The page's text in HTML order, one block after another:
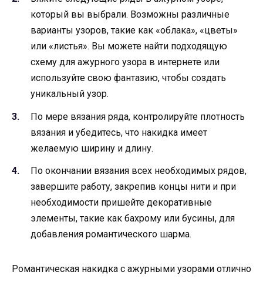
который вы выбрали. Возможны различные
варианты узоров, такие как «облака», «цветы»
или «листья». Вы можете найти подходящую
схему для ажурного узора в интернете или
используйте свою фантазию, чтобы создать
уникальный узор.
По мере вязания ряда, контролируйте плотность
вязания и убедитесь, что накидка имеет
желаемую ширину и длину.
По окончании вязания всех необходимых рядов,
завершите работу, закрепив концы нити и при
необходимости пришейте декоративные
элементы, такие как бахрому или бусины, для
добавления романтического шарма.
Романтическая накидка с ажурными узорами отлично